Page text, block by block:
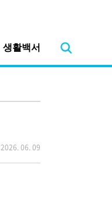
생활백서
2026. 06. 09